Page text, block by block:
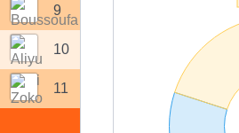
9
10
11